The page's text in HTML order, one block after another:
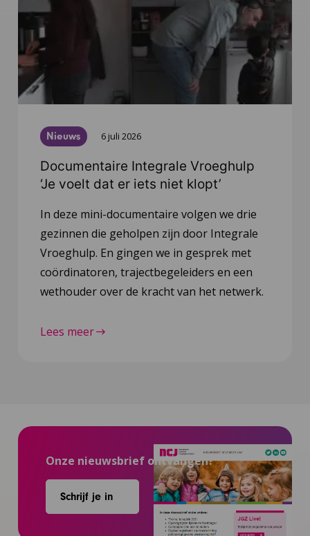
Nieuws 6 juli 2026
Documentaire Integrale Vroeghulp
‘Je voelt dat er iets niet klopt’
In deze mini-documentaire volgen we drie
gezinnen die geholpen zijn door Integrale
Vroeghulp. En gingen we in gesprek met
coördinatoren, trajectbegeleiders en een
wethouder over de kracht van het netwerk.
Lees meer
Onze nieuwsbrief ontvangen?
Schrijf je in